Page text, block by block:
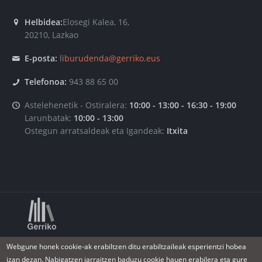
Helbidea:Elosegi Kalea, 16,
20210, Lazkao
E-posta: liburudenda@gerriko.eus
Telefonoa: 943 88 65 00
Astelehenetik - Ostiralera: 10:00 - 13:00 - 16:30 - 19:00
Larunbatak: 10:00 - 13:00
Ostegun arratsaldeak eta Igandeak: Itxita
2015.«Gerriko, Goierriko Kultur Elkartea». Eskubide
Webgune honek cookie-ak erabiltzen ditu erabiltzaileak esperientzi hobea
izan dezan. Nabigatzen jarraitzen baduzu cookie hauen erabilera eta gure